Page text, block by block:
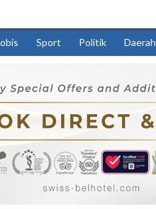
Sport Politik Daerah